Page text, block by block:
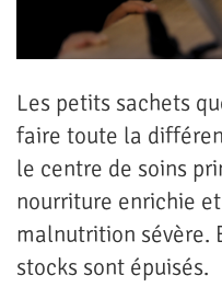
Les petits sachets
faire toute la
le centre de soins
nourriture enrichie
malnutrition sévère.
stocks sont épuisés.